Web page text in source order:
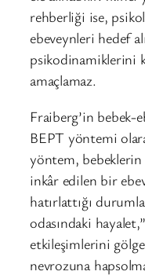
rehberliği ise,
ebeveynleri hedef
psikodinamiklerini
amaçlamaz.
Fraiberg’in bebek-
BEPT yöntemi
yöntem, bebeklerin
inkâr edilen bir
hatırlattığı
odasındaki
etkileşimlerini
nevrozuna